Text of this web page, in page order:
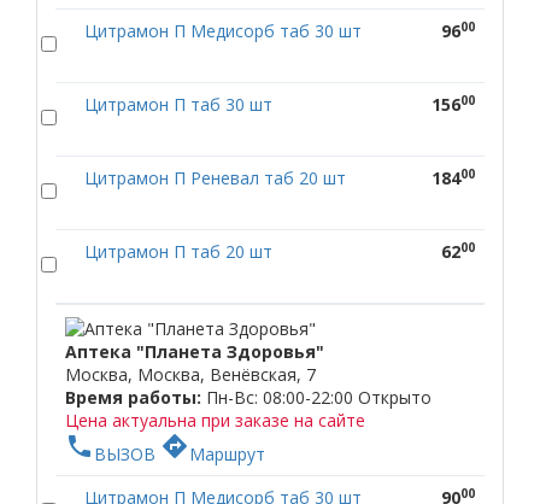
Цитрамон П Медисорб таб 30 шт
9600
Цитрамон П таб 30 шт 15600
Цитрамон П Реневал таб 20 шт 18400
Цитрамон П таб 20 шт 6200
Аптека "Планета Здоровья"
Москва, Москва, Венёвская, 7
Время работы: Пн-Вс: 08:00-22:00 Открыто
Цена актуальна при заказе на сайте
phone ВЫЗОВ directionsМаршрут
Цитрамон П Медисорб таб 30 шт
9000